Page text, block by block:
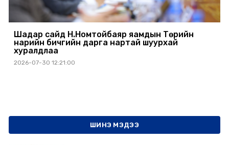
Шадар сайд Н.Номтойбаяр яамдын Төрийн
нарийн бичгийн дарга нартай шуурхай
хуралдлаа
2026-07-30 12:21:00
ШИНЭ МЭДЭЭ